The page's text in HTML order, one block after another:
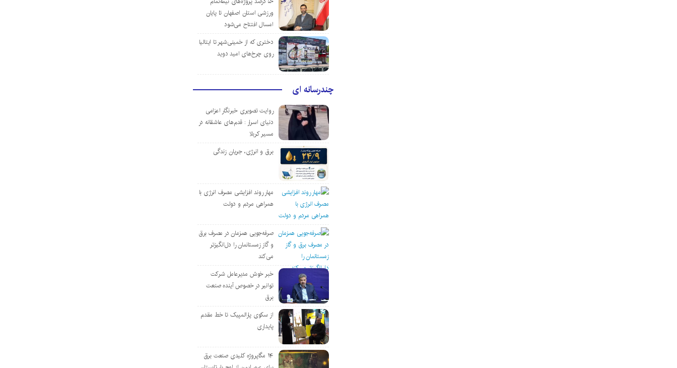
ورزشی استان اصفهان تا پایان
امسال افتتاح می‌شود
دختری که از خمینی‌شهر تا ایتالیا
روی چرخ‌های امید دوید
چندرسانه ای
روایت تصویری خبرنگار اعزامی
دنیای اسرار : قدم‌های عاشقانه در
مسیر کربلا
برق و انرژی، جریان زندگی
مهار روند افزایشی مصرف انرژی با
همراهی مردم و دولت
صرفه‌جویی همزمان در مصرف برق
و گاز زمستانمان را دل‌انگیزتر
می‌کند
خبر خوش مدیرعامل شرکت
توانیر در خصوص آینده صنعت
برق
از سکوی پارالمپیک تا خط مقدم
پایداری
۱۴ مگاپروژه‌ کلیدی صنعت برق